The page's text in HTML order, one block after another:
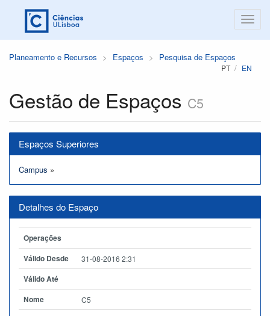
Planeamento e Recursos Espaços Pesquisa de Espaços
PT EN
Gestão de Espaços C5
Espaços Superiores
Campus »
Detalhes do Espaço
Operações
Válido Desde
31-08-2016 2:31
Válido Até
Nome
C5